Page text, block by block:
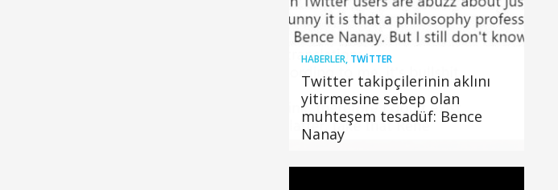
HABERLER, TWITTER
Twitter takipçilerinin aklını
yitirmesine sebep olan
muhteşem tesadüf: Bence
Nanay